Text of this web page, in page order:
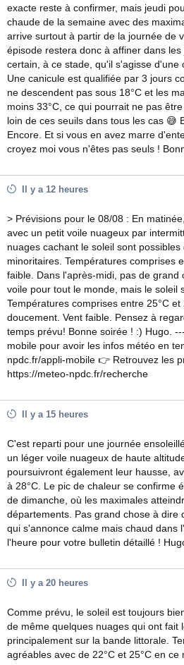
exacte reste à confirmer, mais jeudi
chaude de la semaine avec des
arrive surtout à partir de la journée de
épisode restera donc à affiner dans
certain, à ce stade, qu'il s'agisse d'une
Une canicule est qualifiée par 3 jours
ne descendent pas sous 18°C et les
moins 33°C, ce qui pourrait ne pas
loin de ces seuils dans tous les cas 😅
Encore. Et si vous en avez marre
croyez moi vous n'êtes pas seuls !
Il y a 12 heures
> Prévisions pour le 08/08 : En
avec un petit voile nuageux par
nuages cachant le soleil sont
minoritaires. Températures comprises
faible. Dans l'après-midi, pas de grand
voile pour tout le monde, mais le soleil
Températures comprises entre 25°C
doucement. Vent faible. Pensez à
temps prévu! Bonne soirée ! :) Hugo.
mobile pour avoir les infos météo en
npdc.fr/appli-mobile 👉 Retrouvez les
https://meteo-npdc.fr/recherche
Il y a 15 heures
C'est reparti pour une journée
un léger voile nuageux de haute
poursuivront également leur hausse,
à 28°C. Le pic de chaleur se confirme
de dimanche, où les maximales
départements. Pas grand chose à dire
qui s'annonce calme mais chaud dans
l'heure pour votre bulletin détaillé !
Il y a 20 heures
Comme prévu, le soleil est toujours
de même quelques nuages qui ont fait
principalement sur la bande littorale.
agréables avec de 22°C et 25°C en ce